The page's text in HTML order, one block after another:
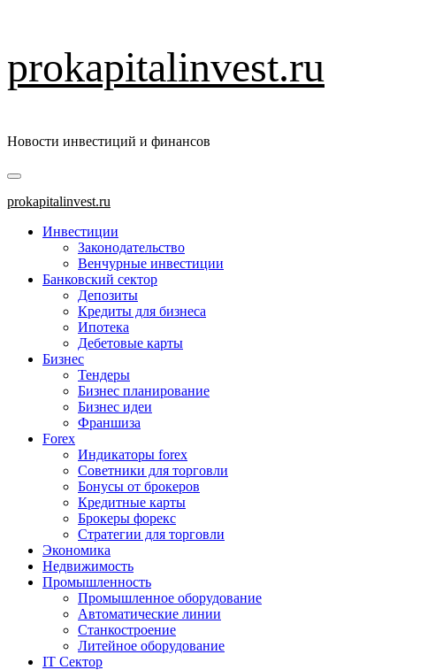
к
содержимому
prokapitalinvest.ru
Новости инвестиций и финансов
Основное
меню
prokapitalinvest.ru
Инвестиции
Законодательство
Венчурные инвестиции
Банковский сектор
Депозиты
Кредиты для бизнеса
Ипотека
Дебетовые карты
Бизнес
Тендеры
Бизнес планирование
Бизнес идеи
Франшиза
Forex
Индикаторы forex
Советники для торговли
Бонусы от брокеров
Кредитные карты
Брокеры форекс
Стратегии для торговли
Экономика
Недвижимость
Промышленность
Промышленное оборудование
Автоматические линии
Станкостроение
Литейное оборудование
IT Сектор